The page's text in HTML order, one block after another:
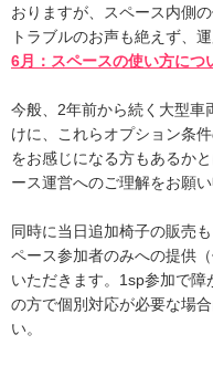
おりますが、スペース内側
トラブルのお声も絶えず、
6月：スペースの使い方につ
今般、2年前から続く大型車
けに、これらオプション条
をお感じになる方もあるか
ース運営へのご理解をお願い
同時に当日追加椅子の販売
ペース参加者のみへの提供
いただきます。1sp参加で
の方で個別対応が必要な場
い。